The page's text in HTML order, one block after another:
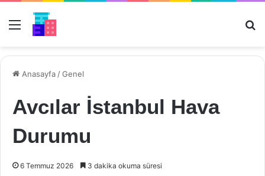
Menü
Anasayfa /Genel
Avcılar İstanbul Hava
Durumu
6 Temmuz 2026 3 dakika okuma süresi